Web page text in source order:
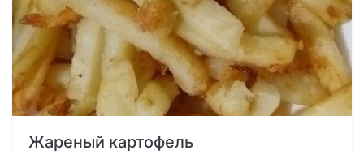
Жареный картофель